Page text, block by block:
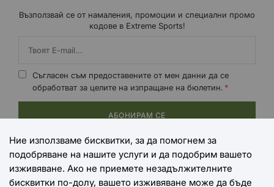
Възползвай се от намаления, промоции и специални промо
кодове в Extreme Sports!
Съгласен съм предоставените от мен данни да се
обработват за целите на изпращане на бюлетин.
АБОНИРАМ СЕ
НАЧИНИ НА ПЛАЩАНЕ
Ние използваме бисквитки, за да помогнем за
подобряване на нашите услуги и да подобрим вашето
изживяване. Ако не приемете незадължителните
бисквитки по-долу, вашето изживяване може да бъде